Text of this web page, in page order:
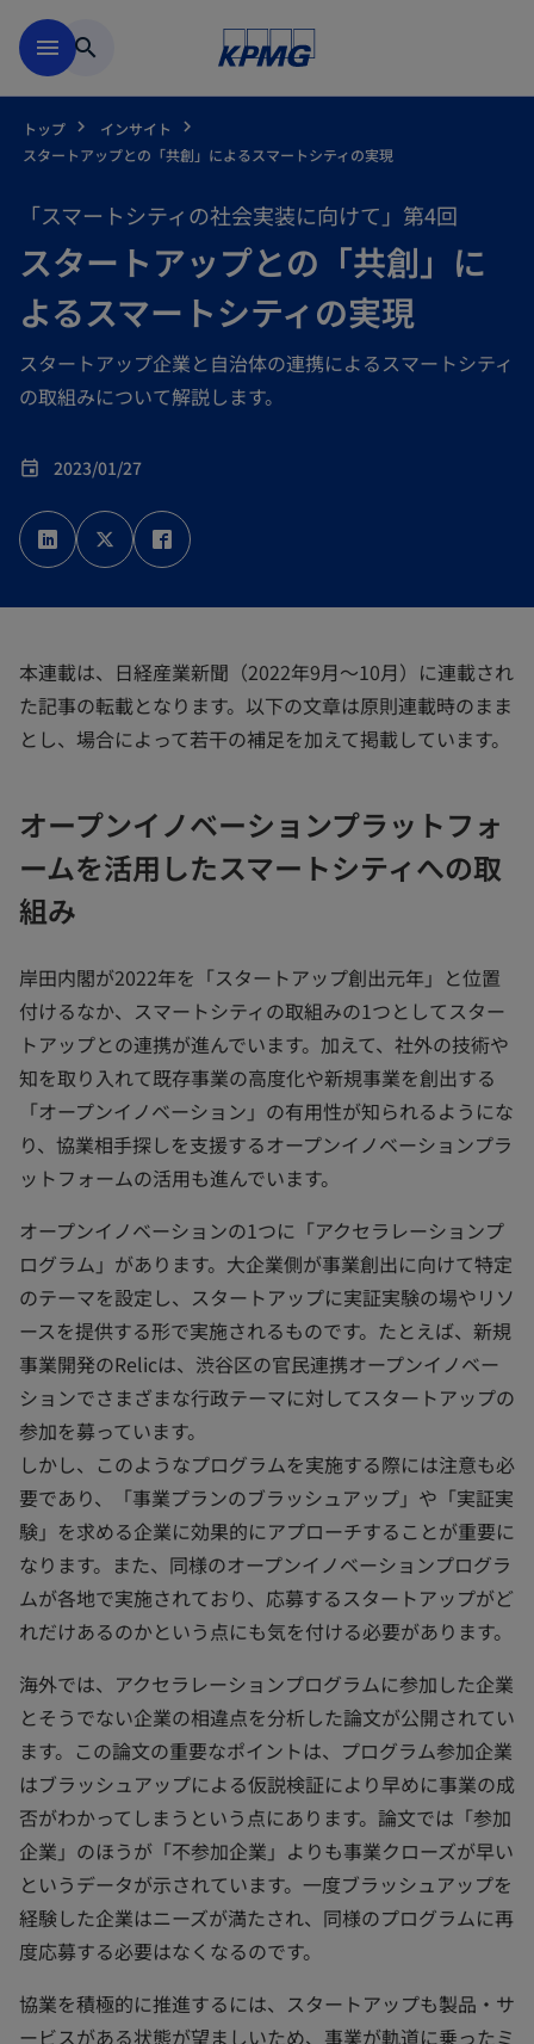
menu search
トップ
インサイト
スタートアップとの「共創」によるスマートシティの実現
「スマートシティの社会実装に向けて」第4回
スタートアップとの「共創」に
よるスマートシティの実現
スタートアップ企業と自治体の連携によるスマートシティ
の取組みについて解説します。
event 2023/01/27
新
し
い
タ
新
し
い
タ
し
い
本連載は、日経産業新聞（2022年9月～10月）に連載され
た記事の転載となります。以下の文章は原則連載時のまま
とし、場合によって若干の補足を加えて掲載しています。
オープンイノベーションプラットフォ
ームを活用したスマートシティへの取
組み
岸田内閣が2022年を「スタートアップ創出元年」と位置
付けるなか、スマートシティの取組みの1つとしてスター
トアップとの連携が進んでいます。加えて、社外の技術や
知を取り入れて既存事業の高度化や新規事業を創出する
「オープンイノベーション」の有用性が知られるようにな
り、協業相手探しを支援するオープンイノベーションプラ
ットフォームの活用も進んでいます。
オープンイノベーションの1つに「アクセラレーションプ
ログラム」があります。大企業側が事業創出に向けて特定
のテーマを設定し、スタートアップに実証実験の場やリソ
ースを提供する形で実施されるものです。たとえば、新規
事業開発のRelicは、渋谷区の官民連携オープンイノベー
ションでさまざまな行政テーマに対してスタートアップの
参加を募っています。
しかし、このようなプログラムを実施する際には注意も必
要であり、「事業プランのブラッシュアップ」や「実証実
験」を求める企業に効果的にアプローチすることが重要に
なります。また、同様のオープンイノベーションプログラ
ムが各地で実施されており、応募するスタートアップがど
れだけあるのかという点にも気を付ける必要があります。
海外では、アクセラレーションプログラムに参加した企業
とそうでない企業の相違点を分析した論文が公開されてい
ます。この論文の重要なポイントは、プログラム参加企業
はブラッシュアップによる仮説検証により早めに事業の成
否がわかってしまうという点にあります。論文では「参加
企業」のほうが「不参加企業」よりも事業クローズが早い
というデータが示されています。一度ブラッシュアップを
経験した企業はニーズが満たされ、同様のプログラムに再
度応募する必要はなくなるのです。
協業を積極的に推進するには、スタートアップも製品・サ
ービスがある状態が望ましいため、事業が軌道に乗ったミ